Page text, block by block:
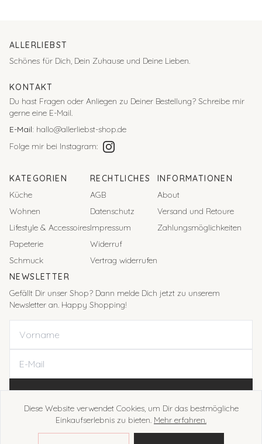
ALLERLIEBST
Schönes für Dich, Dein Zuhause und Deine Lieben.
KONTAKT
Du hast Fragen oder Anliegen zu Deiner Bestellung? Schreibe mir
gerne eine E-Mail.
E-Mail: hallo@allerliebst-shop.de
Folge mir bei Instagram:
KATEGORIEN
Küche
Wohnen
Lifestyle & Accessoires
Papeterie
Schmuck
RECHTLICHES
AGB
Datenschutz
Impressum
Widerruf
Vertrag widerrufen
INFORMATIONEN
About
Versand und Retoure
Zahlungsmöglichkeiten
NEWSLETTER
Gefällt Dir unser Shop? Dann melde Dich jetzt zu unserem
Newsletter an. Happy Shopping!
ANMELDEN
Diese Website verwendet Cookies, um Dir das bestmögliche
Einkaufserlebnis zu bieten. Mehr erfahren.